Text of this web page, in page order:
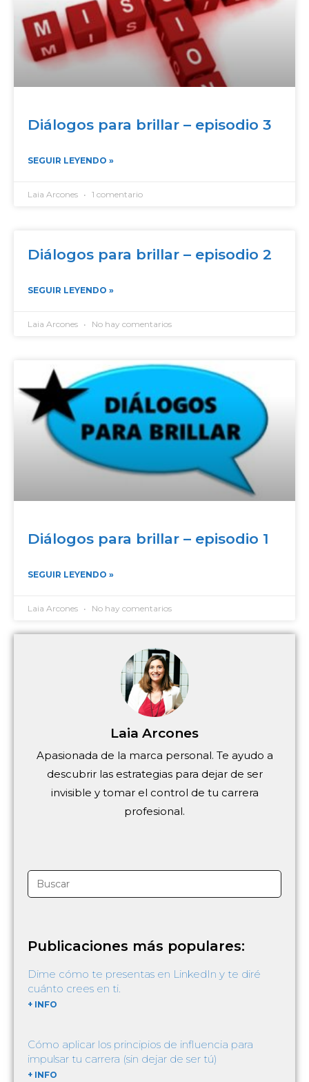
Diálogos para brillar – episodio 3
SEGUIR LEYENDO »
Laia Arcones 1 comentario
Diálogos para brillar – episodio 2
SEGUIR LEYENDO »
Laia Arcones No hay comentarios
Diálogos para brillar – episodio 1
SEGUIR LEYENDO »
Laia Arcones No hay comentarios
Laia Arcones
Apasionada de la marca personal. Te ayudo a
descubrir las estrategias para dejar de ser
invisible y tomar el control de tu carrera
profesional.
Publicaciones más populares:
Dime cómo te presentas en LinkedIn y te diré
cuánto crees en ti.
+ INFO
Cómo aplicar los principios de influencia para
impulsar tu carrera (sin dejar de ser tú)
+ INFO